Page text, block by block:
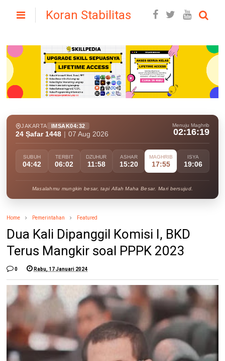
Koran Stabilitas
JAKARTA IMSAK04:32
24 Ṣafar 1448 07 Aug 2026
Menuju Maghrib
02:16:17
SUBUH
04:42
TERBIT
06:02
DZUHUR
11:58
ASHAR
15:20
MAGHRIB
17:55
ISYA
19:06
Masalahmu mungkin besar, tapi Allah Maha Besar. Mari bersujud.
Home Pemerintahan Featured
Dua Kali Dipanggil Komisi I, BKD
Terus Mangkir soal PPPK 2023
0 Rabu, 17 Januari 2024